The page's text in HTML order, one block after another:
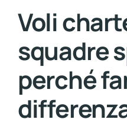
Voli
squadre
perché